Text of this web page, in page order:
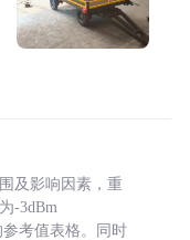
及影响因素，重
-3dBm
考值表格。同时